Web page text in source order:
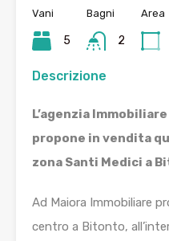
Vani
5
Bagni
2
Area
Descrizione
L’agenzia
propone in vendita
zona Santi Medici a
Ad Maiora Immobiliare
centro a Bitonto,